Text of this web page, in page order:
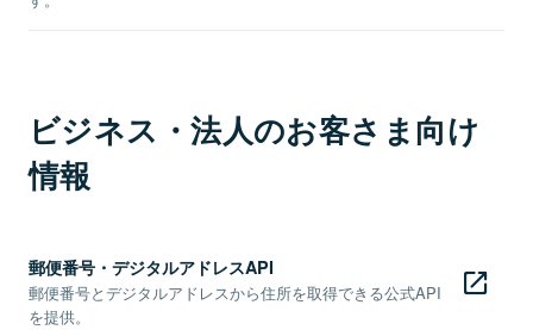
ビジネス・法人のお客さま向け
情報
郵便番号・デジタルアドレスAPI
郵便番号とデジタルアドレスから住所を取得できる公式API
を提供。